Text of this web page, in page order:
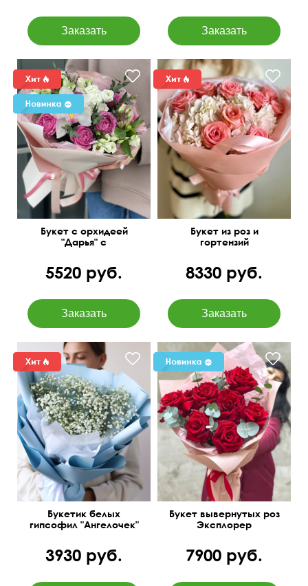
Букет с орхидеей
"Дарья" с
5520 руб.
Букет из роз и
гортензий
8330 руб.
Букетик белых
гипсофил "Ангелочек"
3930 руб.
Современная упаковка
Букет вывернутых роз
Эксплорер
7900 руб.